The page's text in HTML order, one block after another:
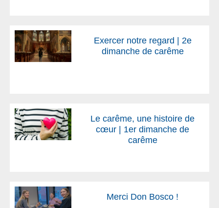
Exercer notre regard | 2e
dimanche de carême
Le carême, une histoire de
cœur | 1er dimanche de
carême
Merci Don Bosco !